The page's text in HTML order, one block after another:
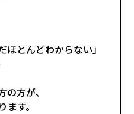
ほとんどわからない」
方が、
す。